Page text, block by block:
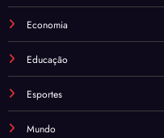
Economia
Educação
Esportes
Mundo